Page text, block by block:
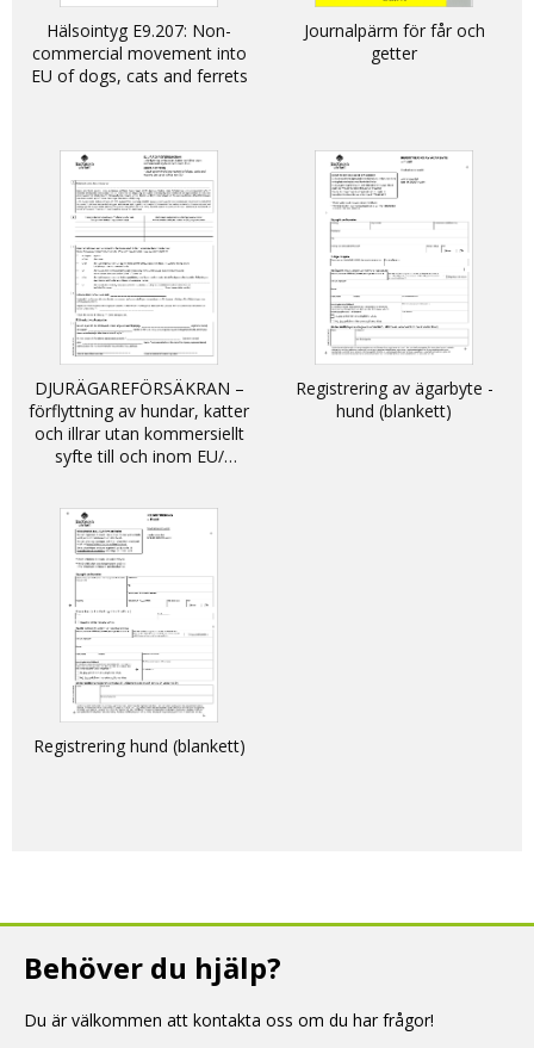
Hälsointyg E9.207: Non-
commercial movement into
EU of dogs, cats and ferrets
Journalpärm för får och
getter
DJURÄGAREFÖRSÄKRAN –
förflyttning av hundar, katter
och illrar utan kommersiellt
syfte till och inom EU/
dogs, cats and ferrets into
and within the EU
Registrering av ägarbyte -
hund (blankett)
Registrering hund (blankett)
Behöver du hjälp?
Du är välkommen att kontakta oss om du har frågor!